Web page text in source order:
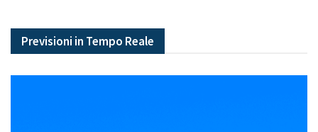
Previsioni in Tempo Reale